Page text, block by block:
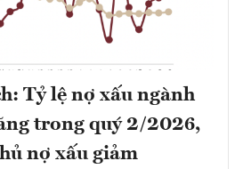
Tỷ lệ nợ xấu ngành
trong quý 2/2026,
nợ xấu giảm